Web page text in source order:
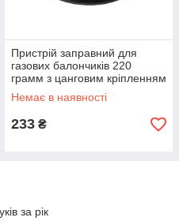
Пристрій заправний для
газових балончиків 220
грамм з цанговим кріпленням
350мм VITA (AG-9510)
Немає в наявності
233 ₴
за рік